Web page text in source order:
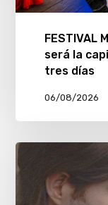
FESTIVAL
será la
tres días
06/08/2026